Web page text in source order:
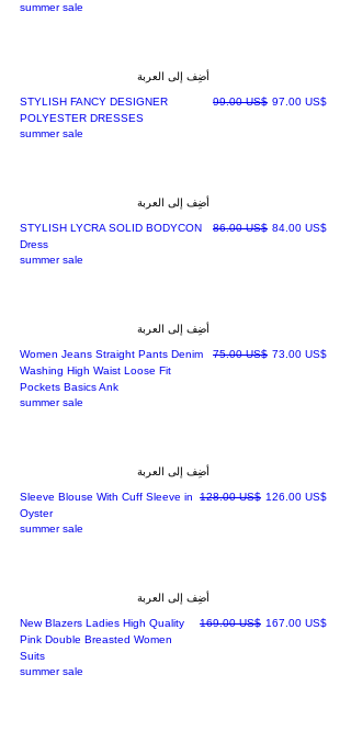
summer sale
أضِف إلى العربة
STYLISH FANCY DESIGNER
POLYESTER DRESSES
سعر عادي
‏99.00 US$ سعر البيع‏97.00 US$
summer sale
أضِف إلى العربة
STYLISH LYCRA SOLID BODYCON
Dress
سعر عادي
‏86.00 US$ سعر البيع‏84.00 US$
summer sale
أضِف إلى العربة
Women Jeans Straight Pants Denim
Washing High Waist Loose Fit
Pockets Basics Ank
سعر عادي
‏75.00 US$ سعر البيع‏73.00 US$
summer sale
أضِف إلى العربة
Sleeve Blouse With Cuff Sleeve in
Oyster
سعر عادي‏128.00 US$ سعر البيع‏126.00 US$
summer sale
أضِف إلى العربة
New Blazers Ladies High Quality
Pink Double Breasted Women
Suits
سعر عادي‏169.00 US$ سعر البيع‏167.00 US$
summer sale